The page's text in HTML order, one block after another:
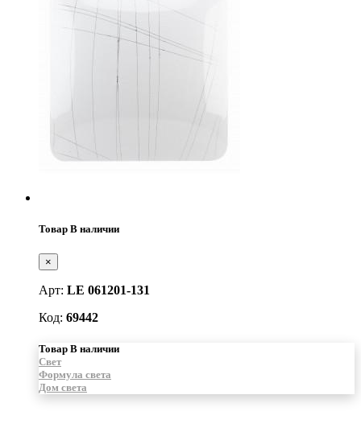
Товар В наличии
×
Арт: LE 061201-131
Код: 69442
Товар В наличии
Свет
Формула света
Дом света